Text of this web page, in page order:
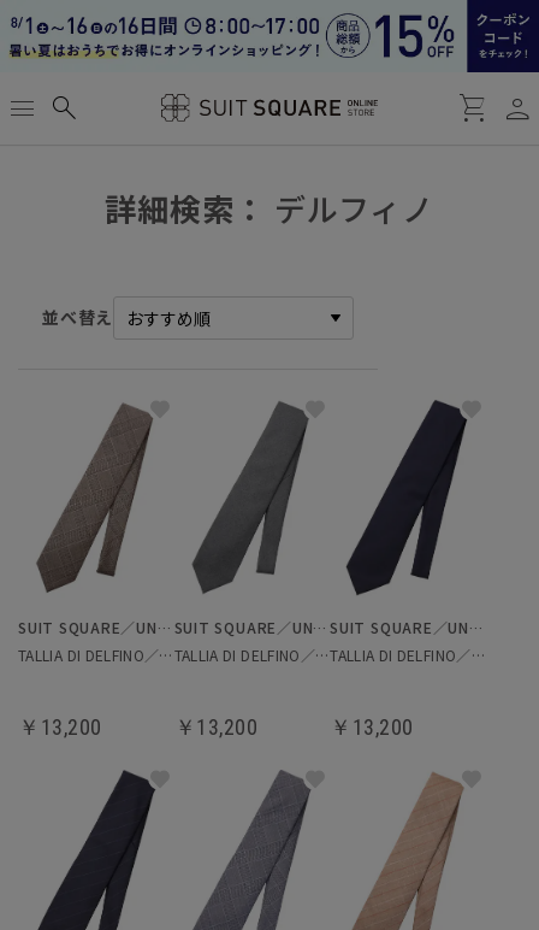
menu search shopping_cart person
詳細検索： デルフィノ
並べ替え
SUIT SQUARE／UNIVERSAL LANGUAGE
TALLIA DI DELFINO／ネクタイ
￥13,200
SUIT SQUARE／UNIVERSAL LANGUAGE
TALLIA DI DELFINO／ネクタイ
￥13,200
SUIT SQUARE／UNIVERSAL LANGUAGE
TALLIA DI DELFINO／ネクタイ
￥13,200